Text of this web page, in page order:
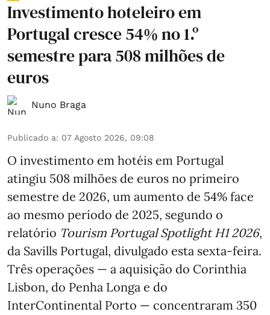
Investimento hoteleiro em
Portugal cresce 54% no 1.º
semestre para 508 milhões de
euros
Nuno Braga
Publicado a: 07 Agosto 2026, 09:08
O investimento em hotéis em Portugal
atingiu 508 milhões de euros no primeiro
semestre de 2026, um aumento de 54% face
ao mesmo período de 2025, segundo o
relatório Tourism Portugal Spotlight H1 2026,
da Savills Portugal, divulgado esta sexta-feira.
Três operações — a aquisição do Corinthia
Lisbon, do Penha Longa e do
InterContinental Porto — concentraram 350